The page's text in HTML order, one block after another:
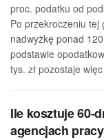
proc. podatku od
Po przekroczeniu tej
nadwyżkę ponad
podstawie
tys. zł pozostaje
Ile kosztuje 60-
agencjach